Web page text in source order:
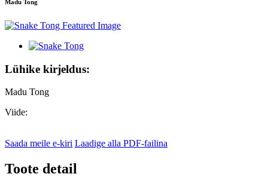
Madu Tong
Lühike kirjeldus:
Madu Tong
Viide:
Saada meile e-kiri Laadige alla PDF-failina
Toote detail